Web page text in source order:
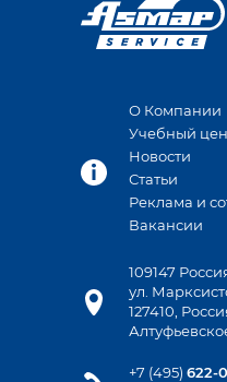
О Компании
Учебный
Новости
Статьи
Реклама и
Вакансии
109147
ул.
127410,
+7 (495) 622-